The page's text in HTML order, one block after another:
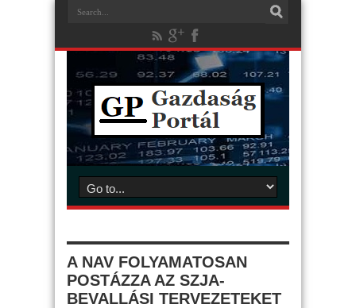
A NAV FOLYAMATOSAN
POSTÁZZA AZ SZJA-
BEVALLÁSI TERVEZETEKET